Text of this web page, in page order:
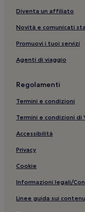
Diventa un affiliato
Novità e comunicati
Promuovi i tuoi servizi
Agenti di viaggio
Regolamenti
Termini e condizioni
Termini e condizioni di
Accessibilità
Privacy
Cookie
Informazioni legali/
Linee guida sui